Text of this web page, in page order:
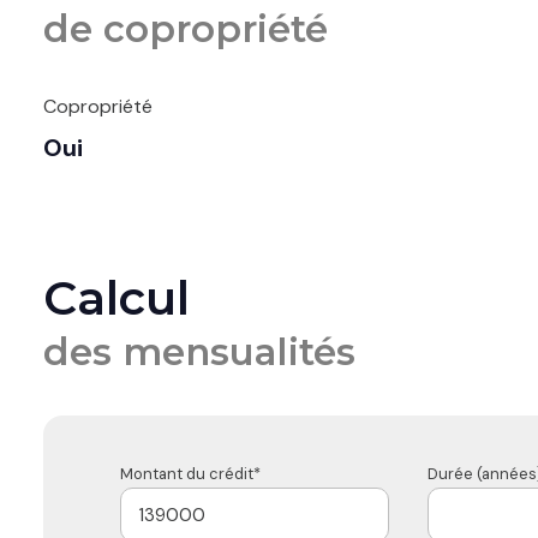
de copropriété
Copropriété
Oui
Calcul
des mensualités
Montant du crédit* Durée